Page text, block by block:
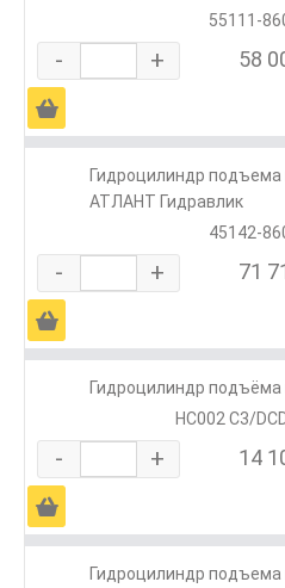
55111-
- + 58
Ä
Гидроцилиндр подъема
АТЛАНТ Гидравлик
45142-
- + 71
Ä
Гидроцилиндр подъёма
HC002 C3/
- + 14
Ä
Гидроцилиндр подъема